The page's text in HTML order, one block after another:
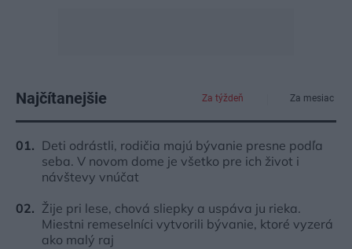
Najčítanejšie Za týždeň Za mesiac
Deti odrástli, rodičia majú bývanie presne podľa
seba. V novom dome je všetko pre ich život i
návštevy vnúčat
Žije pri lese, chová sliepky a uspáva ju rieka.
Miestni remeselníci vytvorili bývanie, ktoré vyzerá
ako malý raj